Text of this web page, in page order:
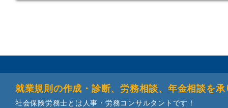
就業規則の作成・診断、労務相談、年金相談を承
社会保険労務士とは人事・労務コンサルタントです！